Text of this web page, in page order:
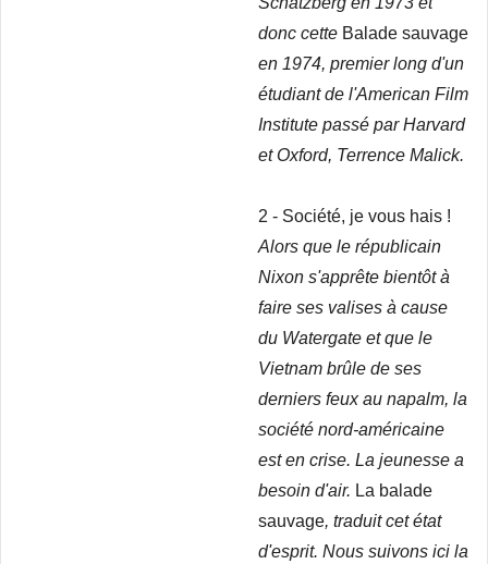
donc cette Balade sauvage
en 1974, premier long d'un
étudiant de l'American Film
Institute passé par Harvard
et Oxford, Terrence Malick.
2 - Société, je vous hais !
Alors que le républicain
Nixon s'apprête bientôt à
faire ses valises à cause
du Watergate et que le
Vietnam brûle de ses
derniers feux au napalm, la
société nord-américaine
est en crise. La jeunesse a
besoin d'air. La balade
sauvage, traduit cet état
d'esprit. Nous suivons ici la